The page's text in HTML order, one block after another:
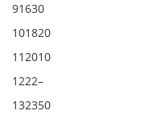
91630
101820
112010
1222–
132350